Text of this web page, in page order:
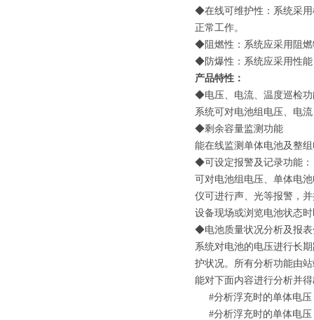
◆在线可维护性：系统采用
正常工作。
◆阻燃性：系统应采用阻燃
◆防爆性：系统应采用性能
产品特性：
◆电压、电流、温度巡检功
系统可对电池组电压、电
◆剩余容量监测功能
能在线监测单体电池及整
◆可设定报警及记录功能：
可对电池组电压、单体电
仪可进行声、光等报警，
设备现场或浏览电池状态
◆电池质量状况分析及报表
系统对电池的电压进行长
护状况。所有分析功能由
能对下面内容进行分析并
#分析浮充时的单体电压
#分析浮充时的单体电压